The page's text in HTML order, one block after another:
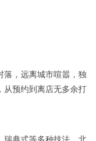
，远离城市喧嚣，独
从预约到离店无多余打